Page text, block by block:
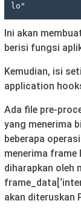
lo"
Ini akan
berisi fungsi
Kemudian, isi
application
Ada file pre-
yang menerima
beberapa
menerima frame
diharapkan oleh
akan diteruskan